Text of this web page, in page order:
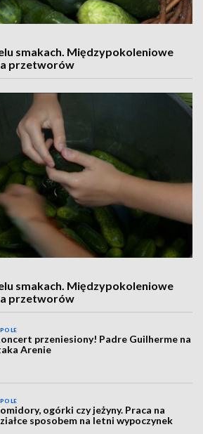
smakach. Międzypokoleniowe
przetworów
smakach. Międzypokoleniowe
przetworów
przeniesiony! Padre Guilherme na
Arenie
ogórki czy jeżyny. Praca na
sposobem na letni wypoczynek